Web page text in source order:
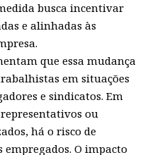
busca incentivar
e alinhadas às
que essa mudança
em situações
e sindicatos. Em
ou
há o risco de
empregados. O impacto